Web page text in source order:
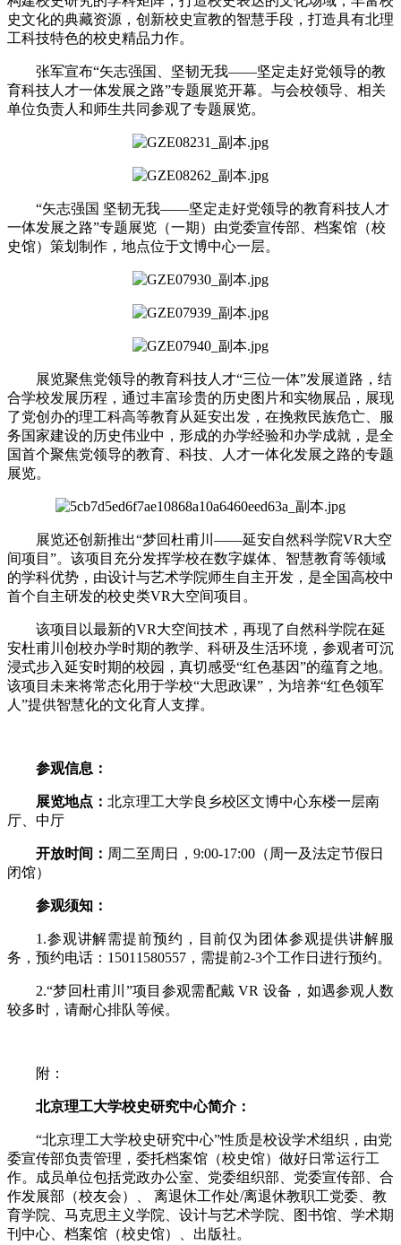
史文化的典藏资源，创新校史宣教的智慧手段，打造具有北理
工科技特色的校史精品力作。
张军宣布“矢志强国、坚韧无我——坚定走好党领导的教
育科技人才一体发展之路”专题展览开幕。与会校领导、相关
单位负责人和师生共同参观了专题展览。
“矢志强国 坚韧无我——坚定走好党领导的教育科技人才
一体发展之路”专题展览（一期）由党委宣传部、档案馆（校
史馆）策划制作，地点位于文博中心一层。
展览聚焦党领导的教育科技人才“三位一体”发展道路，结
合学校发展历程，通过丰富珍贵的历史图片和实物展品，展现
了党创办的理工科高等教育从延安出发，在挽救民族危亡、服
务国家建设的历史伟业中，形成的办学经验和办学成就，是全
国首个聚焦党领导的教育、科技、人才一体化发展之路的专题
展览。
展览还创新推出“梦回杜甫川——延安自然科学院VR大空
间项目”。该项目充分发挥学校在数字媒体、智慧教育等领域
的学科优势，由设计与艺术学院师生自主开发，是全国高校中
首个自主研发的校史类VR大空间项目。
该项目以最新的VR大空间技术，再现了自然科学院在延
安杜甫川创校办学时期的教学、科研及生活环境，参观者可沉
浸式步入延安时期的校园，真切感受“红色基因”的蕴育之地。
该项目未来将常态化用于学校“大思政课”，为培养“红色领军
人”提供智慧化的文化育人支撑。
参观信息：
展览地点： 北京理工大学良乡校区文博中心东楼一层南
厅、中厅
开放时间： 周二至周日，9:00-17:00 （周一及法定节假日
闭馆）
参观须知：
1.参观讲解需提前预约，目前仅为团体参观提供讲解服
务，预约电话：15011580557，需提前2-3个工作日进行预约。
2.“梦回杜甫川”项目参观需配戴 VR 设备，如遇参观人数
较多时，请耐心排队等候。
附：
北京理工大学校史研究中心简介：
“北京理工大学校史研究中心”性质是校设学术组织，由党
委宣传部负责管理，委托档案馆（校史馆）做好日常运行工
作。成员单位包括党政办公室、党委组织部、党委宣传部、合
作发展部（校友会）、 离退休工作处/离退休教职工党委、教
育学院、马克思主义学院、设计与艺术学院、图书馆、学术期
刊中心、档案馆（校史馆）、出版社。